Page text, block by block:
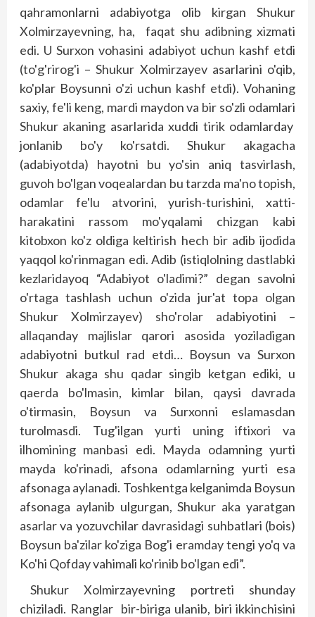
qahramonlarni adabiyotga olib kirgan Shukur
Xolmirzayevning, ha, faqat shu adibning xizmati
edi. U Surxon vohasini adabiyot uchun kashf etdi
(to'g'rirog'i – Shukur Xolmirzayev asarlarini o'qib,
ko'plar Boysunni o'zi uchun kashf etdi). Vohaning
saxiy, fe'li keng, mardi maydon va bir so'zli odamlari
Shukur akaning asarlarida xuddi tirik odamlarday
jonlanib bo'y ko'rsatdi. Shukur akagacha
(adabiyotda) hayotni bu yo'sin aniq tasvirlash,
guvoh bo'lgan voqealardan bu tarzda ma'no topish,
odamlar fe'lu atvorini, yurish-turishini, xatti-
harakatini rassom mo'yqalami chizgan kabi
kitobxon ko'z oldiga keltirish hech bir adib ijodida
yaqqol ko'rinmagan edi. Adib (istiqlolning dastlabki
kezlaridayoq “Adabiyot o'ladimi?” degan savolni
o'rtaga tashlash uchun o'zida jur'at topa olgan
Shukur Xolmirzayev) sho'rolar adabiyotini –
allaqanday majlislar qarori asosida yoziladigan
adabiyotni butkul rad etdi… Boysun va Surxon
Shukur akaga shu qadar singib ketgan ediki, u
qaerda bo'lmasin, kimlar bilan, qaysi davrada
o'tirmasin, Boysun va Surxonni eslamasdan
turolmasdi. Tug'ilgan yurti uning iftixori va
ilhomining manbasi edi. Mayda odamning yurti
mayda ko'rinadi, afsona odamlarning yurti esa
afsonaga aylanadi. Toshkentga kelganimda Boysun
afsonaga aylanib ulgurgan, Shukur aka yaratgan
asarlar va yozuvchilar davrasidagi suhbatlari (bois)
Boysun ba'zilar ko'ziga Bog'i eramday tengi yo'q va
Ko'hi Qofday vahimali ko'rinib bo'lgan edi”.
Shukur Xolmirzayevning portreti shunday
chiziladi. Ranglar bir-biriga ulanib, biri ikkinchisini